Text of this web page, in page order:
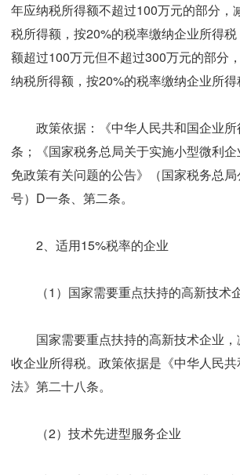
年应纳税所得额不超过100万元的部分，
税所得额，按20%的税率缴纳企业所得
额超过100万元但不超过300万元的部分
纳税所得额，按20%的税率缴纳企业所得
政策依据：《中华人民共和国企业所
条；《国家税务总局关于实施小型微利
免政策有关问题的公告》（国家税务总
号）D一条、第二条。
2、适用15%税率的企业
（1）国家需要重点扶持的高新技术
国家需要重点扶持的高新技术企业，
收企业所得税。政策依据是《中华人民
法》第二十八条。
（2）技术先进型服务企业